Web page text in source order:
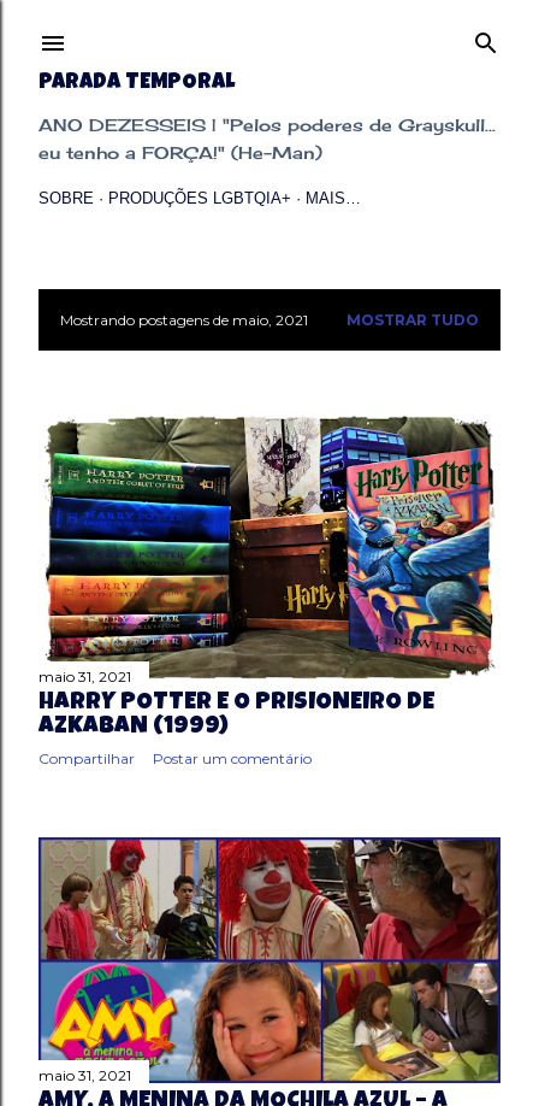
PARADA TEMPORAL
ANO DEZESSEIS | "Pelos poderes de Grayskull...
eu tenho a FORÇA!" (He-Man)
SOBRE PRODUÇÕES LGBTQIA+ MAIS…
P
s
t
a
g
e
n
s
Mostrando postagens de maio, 2021 MOSTRAR TUDO
maio 31, 2021
HARRY POTTER E O PRISIONEIRO DE
AZKABAN (1999)
Compartilhar Postar um comentário
maio 31, 2021